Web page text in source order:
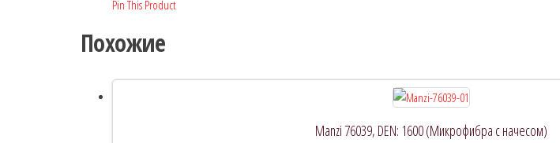
Pin This Product
Похожие
Manzi 76039, DEN: 1600 (Микрофибра с начесом)